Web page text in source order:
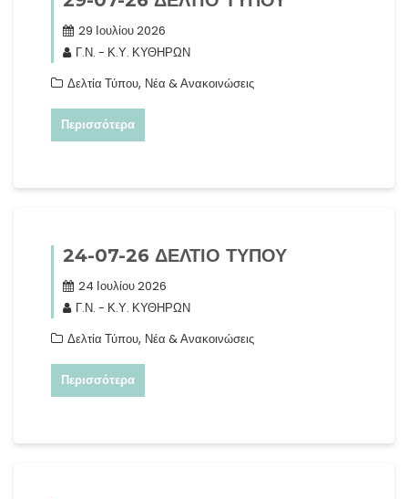
29 Ιουλίου 2026
Γ.Ν. - Κ.Υ. ΚΥΘΗΡΩΝ
Δελτία Τύπου, Νέα & Ανακοινώσεις
Περισσότερα
24-07-26 ΔΕΛΤΙΟ ΤΥΠΟΥ
24 Ιουλίου 2026
Γ.Ν. - Κ.Υ. ΚΥΘΗΡΩΝ
Δελτία Τύπου, Νέα & Ανακοινώσεις
Περισσότερα